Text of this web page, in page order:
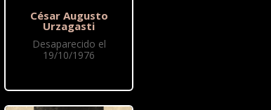
César Augusto
Urzagasti
Desaparecido el
19/10/1976